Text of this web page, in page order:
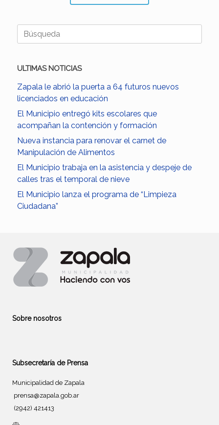
Buscar:
ULTIMAS NOTICIAS
Zapala le abrió la puerta a 64 futuros nuevos
licenciados en educación
El Municipio entregó kits escolares que
acompañan la contención y formación
Nueva instancia para renovar el carnet de
Manipulación de Alimentos
El Municipio trabaja en la asistencia y despeje de
calles tras el temporal de nieve
El Municipio lanza el programa de “Limpieza
Ciudadana”
Sobre nosotros
Subsecretaría de Prensa
Municipalidad de Zapala
prensa@zapala.gob.ar
(2942) 421413